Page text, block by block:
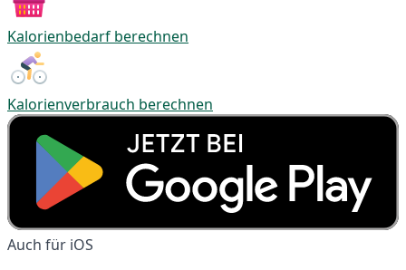
Kalorienbedarf berechnen
Kalorienverbrauch berechnen
Auch für iOS